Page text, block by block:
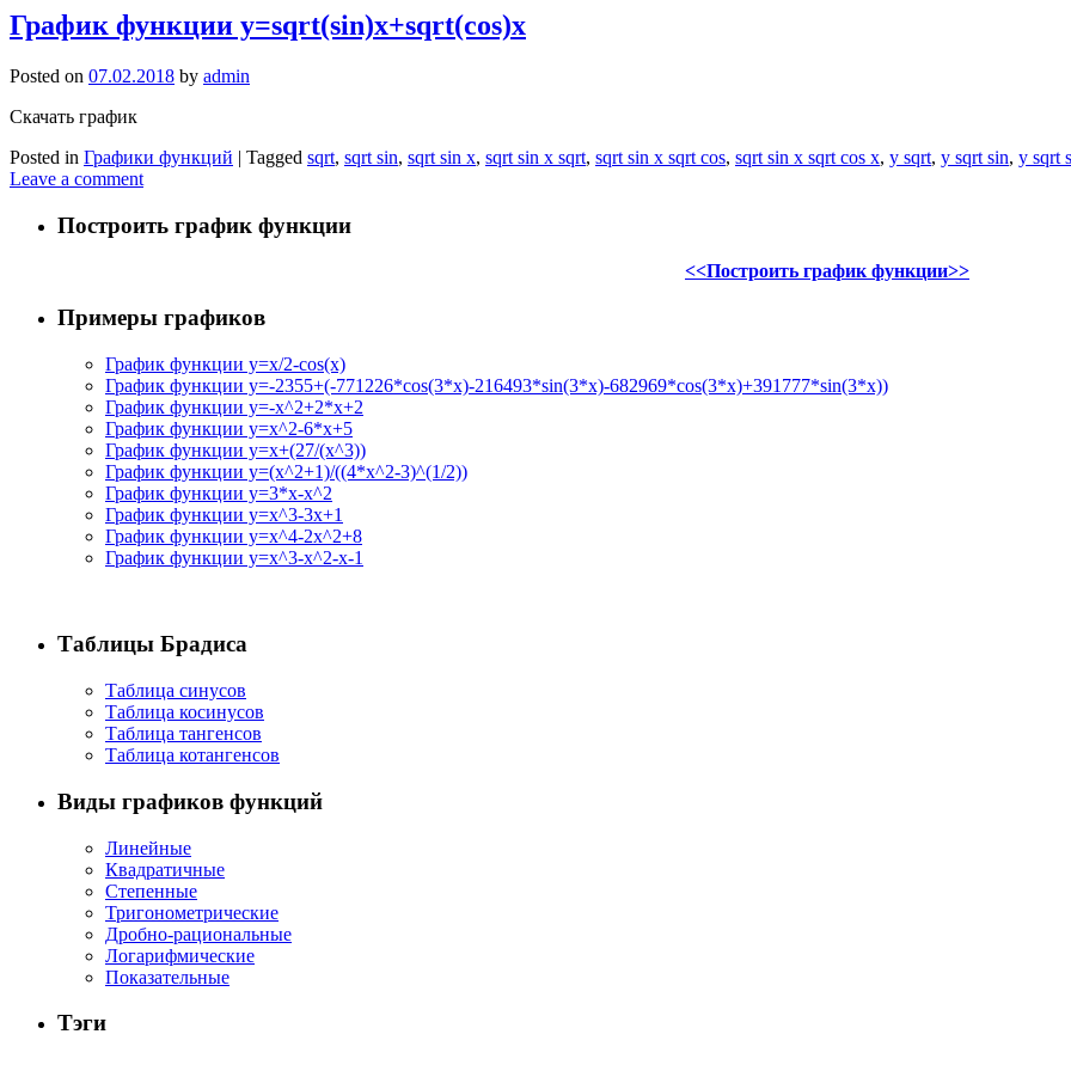
График функции y=sqrt(sin)x+sqrt(cos)x
Posted on 07.02.2018 by admin
Скачать график
Posted in Графики функций | Tagged sqrt, sqrt sin, sqrt sin x, sqrt sin x sqrt, sqrt sin x sqrt cos, sqrt sin x sqrt cos x, y sqrt, y sqrt sin, y sqrt
Leave a comment
Построить график функции
<<Построить график функции>>
Примеры графиков
График функции y=x/2-cos(x)
График функции y=-2355+(-771226*cos(3*x)-216493*sin(3*x)-682969*cos(3*x)+391777*sin(3*x))
График функции y=-x^2+2*x+2
График функции y=x^2-6*x+5
График функции y=x+(27/(x^3))
График функции y=(x^2+1)/((4*x^2-3)^(1/2))
График функции y=3*x-x^2
График функции y=x^3-3x+1
График функции y=x^4-2x^2+8
График функции y=x^3-x^2-x-1
Таблицы Брадиса
Таблица синусов
Таблица косинусов
Таблица тангенсов
Таблица котангенсов
Виды графиков функций
Линейные
Квадратичные
Степенные
Тригонометрические
Дробно-рациональные
Логарифмические
Показательные
Тэги